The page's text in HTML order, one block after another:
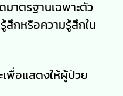
าตรฐานเฉพาะตัว
สึกหรือความรู้สึกใน
พื่อแสดงให้ผู้ป่วย